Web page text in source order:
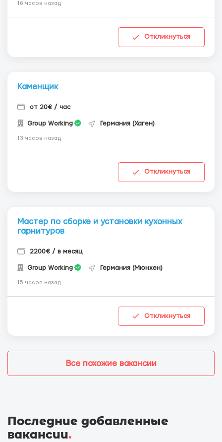
16 часов назад
Откликнуться
Каменщик
от 20€ / час
Group Working Германия (Хаген)
13 часов назад
Откликнуться
Мастер по сборке и установки кухонных
гарнитуров
2200€ / в месяц
Group Working Германия (Мюнхен)
15 часов назад
Откликнуться
Все похожие вакансии
Последние добавленные
вакансии.